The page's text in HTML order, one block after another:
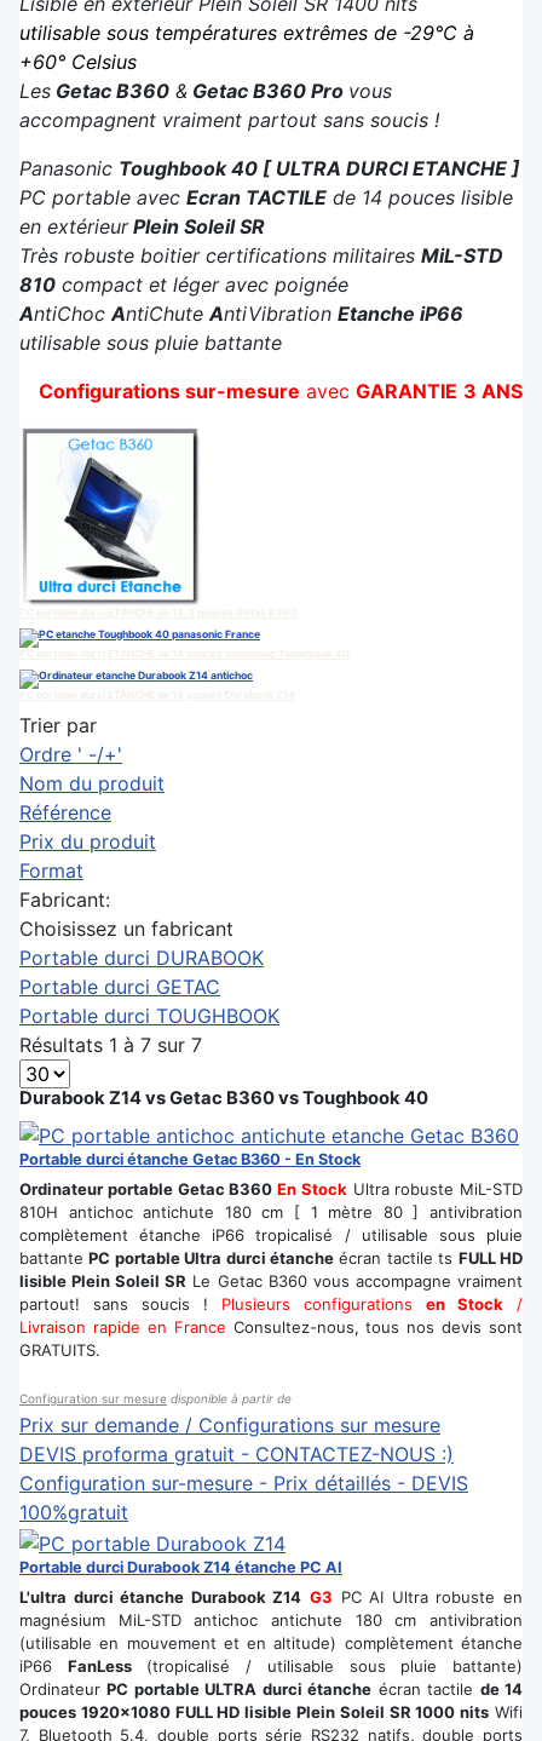
utilisable sous températures extrêmes de -29°C à
+60° Celsius
Les Getac B360 & Getac B360 Pro vous
accompagnent vraiment partout sans soucis !
Panasonic Toughbook 40 [ ULTRA DURCI ETANCHE ]
PC portable avec Ecran TACTILE de 14 pouces lisible
en extérieurPlein Soleil SR
Très robuste boitier certifications militaires MiL-STD
810 compact et léger avec poignée
AntiChocAntiChuteAntiVibration Etanche iP66
utilisable sous pluie battante
Configurations sur-mesure avec GARANTIE 3 ANS
Trier par
Ordre ' -/+'
Nom du produit
Référence
Prix du produit
Format
Fabricant:
Choisissez un fabricant
Portable durci DURABOOK
Portable durci GETAC
Portable durci TOUGHBOOK
Résultats 1 à 7 sur 7
Durabook Z14 vs Getac B360 vs Toughbook 40
Portable durci étanche Getac B360 - En Stock
Ordinateur portable Getac B360 En Stock Ultra robuste MiL-STD
810H antichoc antichute 180 cm [ 1 mètre 80 ] antivibration
complètement étanche iP66 tropicalisé / utilisable sous pluie
battantePC portable Ultra durci étanche écran tactile ts FULL HD
lisible Plein Soleil SR Le Getac B360 vous accompagne vraiment
partout! sans soucis ! Plusieurs configurations en Stock /
Livraison rapide en France Consultez-nous, tous nos devis sont
GRATUITS.
Configuration sur mesure disponible à partir de
Prix sur demande / Configurations sur mesure
DEVIS proforma gratuit - CONTACTEZ-NOUS :)
Configuration sur-mesure - Prix détaillés - DEVIS
100%gratuit
Portable durci Durabook Z14 étanche PC AI
L'ultra durci étanche Durabook Z14 G3 PC AI Ultra robuste en
magnésium MiL-STD antichoc antichute 180 cm antivibration
(utilisable en mouvement et en altitude) complètement étanche
iP66 FanLess(tropicalisé / utilisable sous pluie battante)
OrdinateurPC portable ULTRA durci étanche écran tactile de 14
pouces 1920x1080 FULL HD lisible Plein Soleil SR 1000 nits Wifi
7, Bluetooth 5.4, double ports série RS232 natifs,double ports